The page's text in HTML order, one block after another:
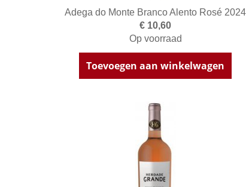
Adega do Monte Branco Alento Rosé 2024
€ 10,60
Op voorraad
Toevoegen aan winkelwagen